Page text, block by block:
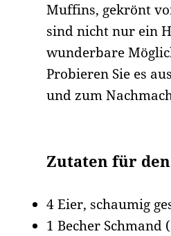
Muffins, gekrönt
sind nicht nur ein
wunderbare
Probieren Sie es
und zum
Zutaten für
4 Eier, schaumig
1 Becher Schmand